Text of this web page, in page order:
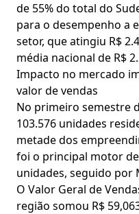
de 55% do total do
para o desempenho a
setor, que atingiu R$
média nacional de R$
Impacto no mercado
valor de vendas
No primeiro semestre
103.576 unidades
metade dos
foi o principal motor
unidades, seguido por
O Valor Geral de
região somou R$